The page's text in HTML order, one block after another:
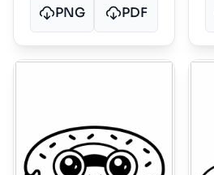
PNG PDF